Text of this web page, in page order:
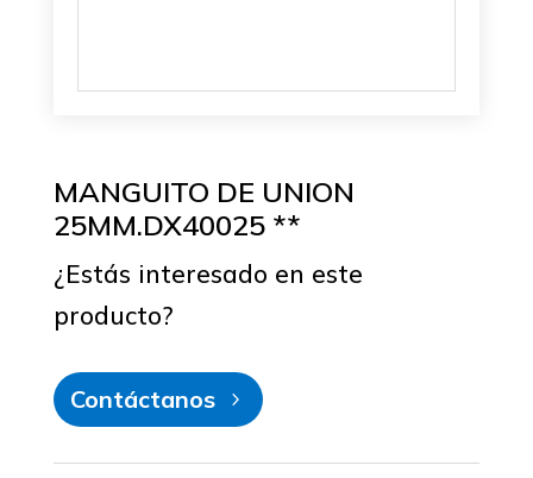
MANGUITO DE UNION
25MM.DX40025 **
¿Estás interesado en este
producto?
Contáctanos